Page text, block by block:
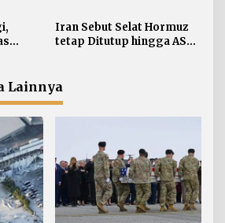
Iran Sebut Selat Hormuz
tetap Ditutup hingga AS
Lainnya